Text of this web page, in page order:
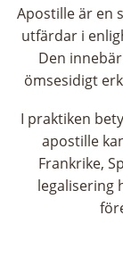
Apostille är en
utfärdar i
Den
ömsesidigt
I praktiken
apostille
Frankrike,
legalisering